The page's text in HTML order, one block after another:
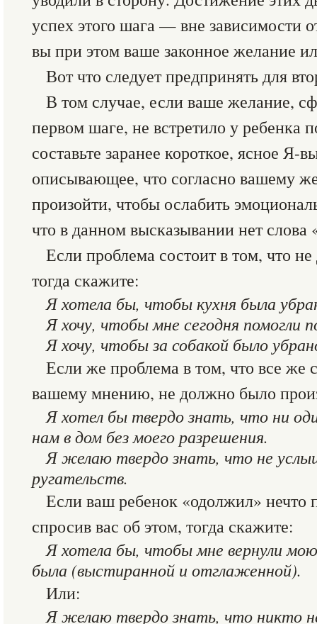
успех этого шага — вне зависимости
вы при этом ваше законное желание
Вот что следует предпринять для
В том случае, если ваше желание,
первом шаге, не встретило у ребенка
составьте заранее короткое, ясное Я-
описывающее, что согласно вашему
произойти, чтобы ослабить
что в данном высказывании нет слова
Если проблема состоит в том, что не
тогда скажите:
Я хотела бы, чтобы кухня была
Я хочу, чтобы мне сегодня помогли
Я хочу, чтобы за собакой было
Если же проблема в том, что все же
вашему мнению, не должно было
Я хотел бы твердо знать, что ни
нам в дом без моего разрешения.
Я желаю твердо знать, что не
ругательств.
Если ваш ребенок «одолжил» нечто
спросив вас об этом, тогда скажите:
Я хотела бы, чтобы мне вернули мою
была (выстиранной и отглаженной).
Или:
Я желаю твердо знать, что никто